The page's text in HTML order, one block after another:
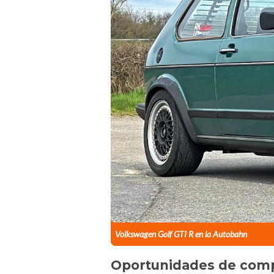
Volkswagen Golf GTI R en la Autobahn
Oportunidades de